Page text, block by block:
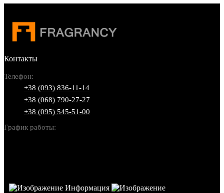
Контакты
Телефон:
+38 (093) 836-11-14
+38 (068) 790-27-27
+38 (095) 545-51-00
График работы:
Информация